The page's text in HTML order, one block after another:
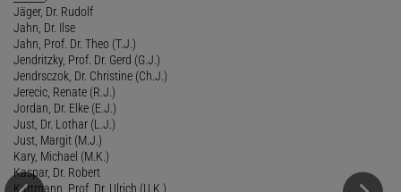
Jäger, Dr. Rudolf
Jahn, Dr. Ilse
Jahn, Prof. Dr. Theo (T.J.)
Jendritzky, Prof. Dr. Gerd (G.J.)
Jendrsczok, Dr. Christine (Ch.J.)
Jerecic, Renate (R.J.)
Jordan, Dr. Elke (E.J.)
Just, Dr. Lothar (L.J.)
Just, Margit (M.J.)
Kary, Michael (M.K.)
Kaspar, Dr. Robert
Kattmann, Prof. Dr. Ulrich (U.K.)